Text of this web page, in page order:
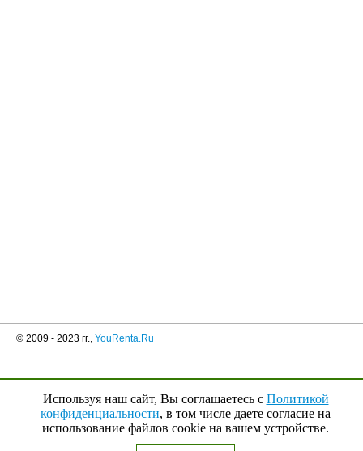
© 2009 - 2023 гг., YouRenta.Ru
Используя наш сайт, Вы соглашаетесь с Политикой
конфиденциальности, в том числе даете согласие на
использование файлов cookie на вашем устройстве.